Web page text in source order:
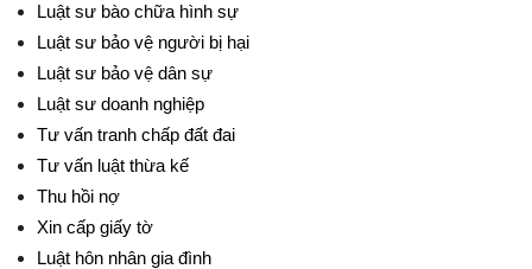
Luật sư bào chữa hình sự
Luật sư bảo vệ người bị hại
Luật sư bảo vệ dân sự
Luật sư doanh nghiệp
Tư vấn tranh chấp đất đai
Tư vấn luật thừa kế
Thu hồi nợ
Xin cấp giấy tờ
Luật hôn nhân gia đình